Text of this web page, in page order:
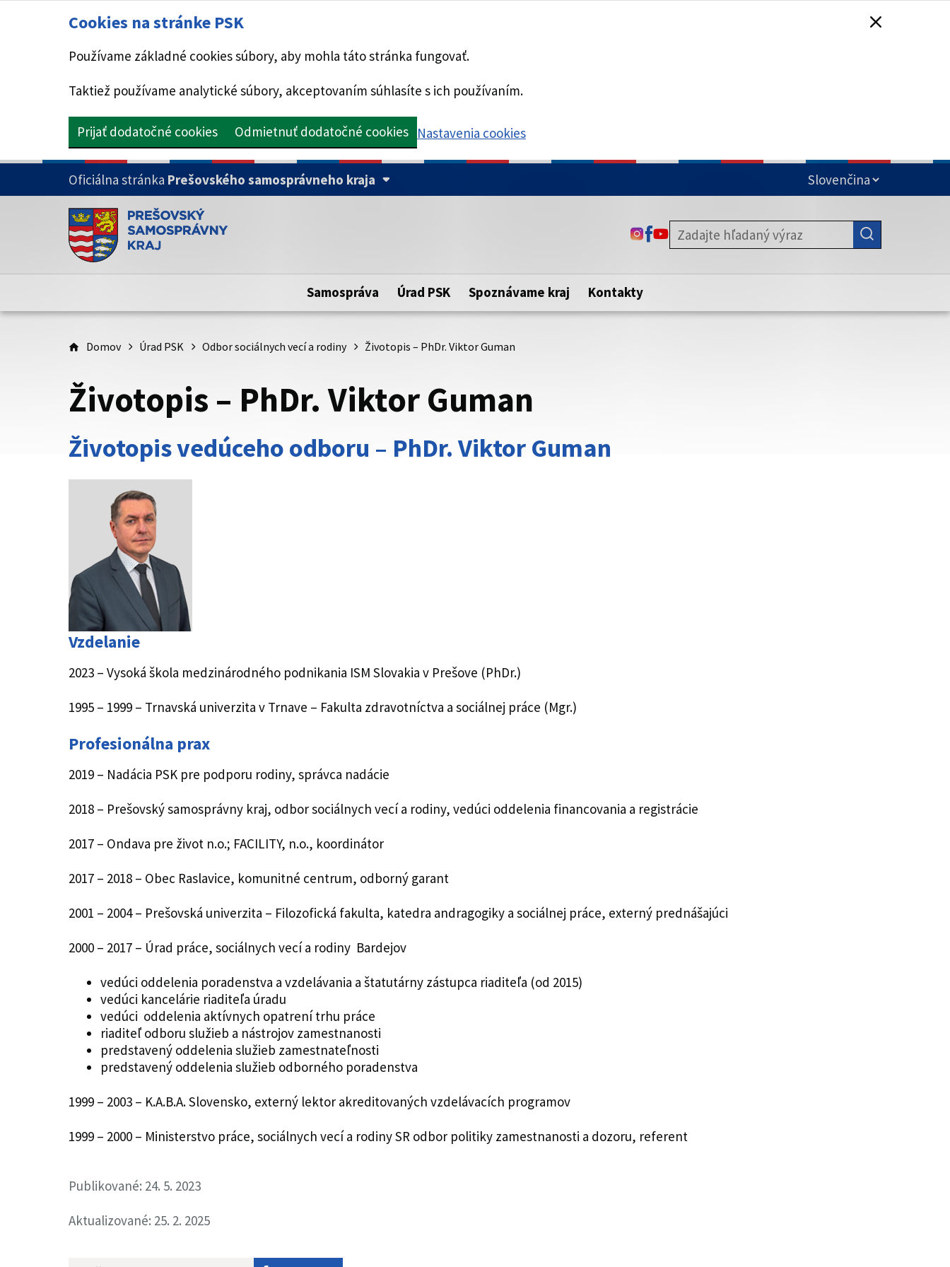
Cookies na stránke PSK
Používame základné cookies súbory, aby mohla táto stránka fungovať.
Taktiež používame analytické súbory, akceptovaním súhlasíte s ich používaním.
Prijať dodatočné cookies Odmietnuť dodatočné cookies Nastavenia cookies
PRESKOČIŤ NA HLAVNÝ OBSAH
Oficiálna stránka Prešovského samosprávneho kraja
Doména psk.sk je oficiálna
Toto je oficiálna webová stránka Prešovského samosprávneho kraja.
Táto stránka je zabezpečená
zabezpečenú webovú stránku. Zabezpečená stránka vždy začína
https:// pred názvom domény webového sídla.
ODKAZ SA OTVORÍ NA NOVEJ KARTE
ODKAZ SA OTVORÍ NA NOVEJ KARTE
ODKAZ SA OTVORÍ NA NOVEJ KARTE
Samospráva Úrad PSK Spoznávame kraj Kontakty
Domov Úrad PSK Odbor sociálnych vecí a rodiny Životopis – PhDr. Viktor Guman
Životopis – PhDr. Viktor Guman
Životopis vedúceho odboru – PhDr. Viktor Guman
Vzdelanie
2023 – Vysoká škola medzinárodného podnikania ISM Slovakia v Prešove (PhDr.)
1995 – 1999 – Trnavská univerzita v Trnave – Fakulta zdravotníctva a sociálnej práce (Mgr.)
Profesionálna prax
2019 – Nadácia PSK pre podporu rodiny, správca nadácie
2018 – Prešovský samosprávny kraj, odbor sociálnych vecí a rodiny, vedúci oddelenia financovania a registrácie
2017 – Ondava pre život n.o.; FACILITY, n.o., koordinátor
2017 – 2018 – Obec Raslavice, komunitné centrum, odborný garant
2001 – 2004 – Prešovská univerzita – Filozofická fakulta, katedra andragogiky a sociálnej práce, externý prednášajúci
2000 – 2017 – Úrad práce, sociálnych vecí a rodiny Bardejov
vedúci oddelenia poradenstva a vzdelávania a štatutárny zástupca riaditeľa (od 2015)
vedúci kancelárie riaditeľa úradu
vedúci oddelenia aktívnych opatrení trhu práce
riaditeľ odboru služieb a nástrojov zamestnanosti
predstavený oddelenia služieb zamestnateľnosti
predstavený oddelenia služieb odborného poradenstva
1999 – 2003 – K.A.B.A. Slovensko, externý lektor akreditovaných vzdelávacích programov
1999 – 2000 – Ministerstvo práce, sociálnych vecí a rodiny SR odbor politiky zamestnanosti a dozoru, referent
Publikované: 24. 5. 2023
Aktualizované: 25. 2. 2025